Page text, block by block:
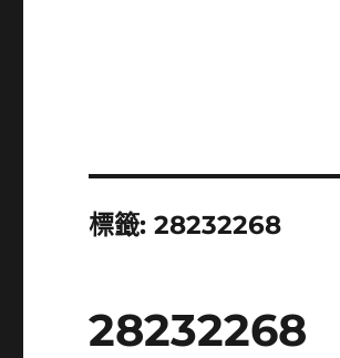
標籤:28232268
28232268